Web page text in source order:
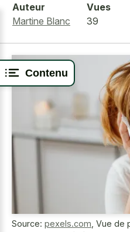
Contenu
Auteur
Martine Blanc
Vues
39
Source: pexels.com Vue de